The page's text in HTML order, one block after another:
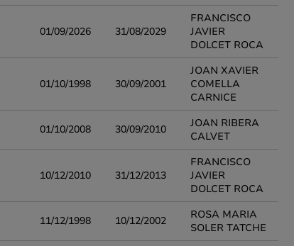
01/09/2026 31/08/2029
FRANCISCO
JAVIER
DOLCET ROCA
01/10/1998 30/09/2001
JOAN XAVIER
COMELLA
CARNICE
01/10/2008 30/09/2010
JOAN RIBERA
CALVET
10/12/2010 31/12/2013
FRANCISCO
JAVIER
DOLCET ROCA
11/12/1998 10/12/2002
ROSA MARIA
SOLER TATCHE